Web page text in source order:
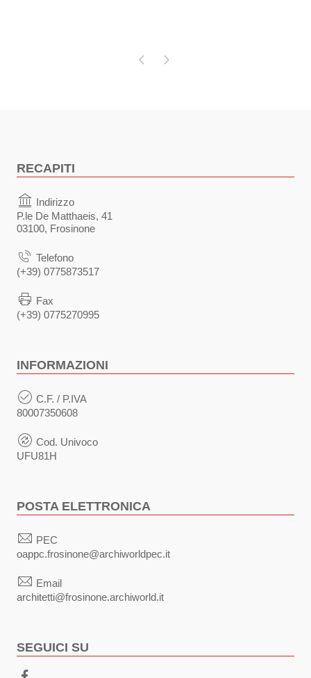
Pagina precedente
Pagina successiva
RECAPITI
Indirizzo
P.le De Matthaeis, 41
03100, Frosinone
Telefono
(+39) 0775873517
Fax
(+39) 0775270995
INFORMAZIONI
C.F. / P.IVA
80007350608
Cod. Univoco
UFU81H
POSTA ELETTRONICA
PEC
oappc.frosinone@archiworldpec.it
Email
architetti@frosinone.archiworld.it
SEGUICI SU